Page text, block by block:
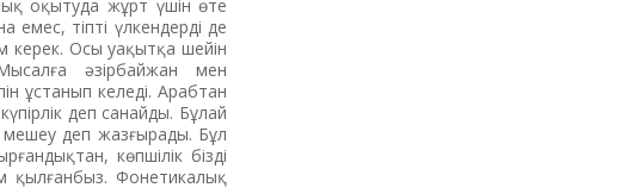
оқытуда жұрт үшін өте
тіпті үлкендерді де
керек. Осы уақытқа шейін
әзірбайжан мен
ұстанып келеді. Арабтан
деп санайды. Бұлай
деп жазғырады. Бұл
көпшілік бізді
қылғанбыз. Фонетикалық